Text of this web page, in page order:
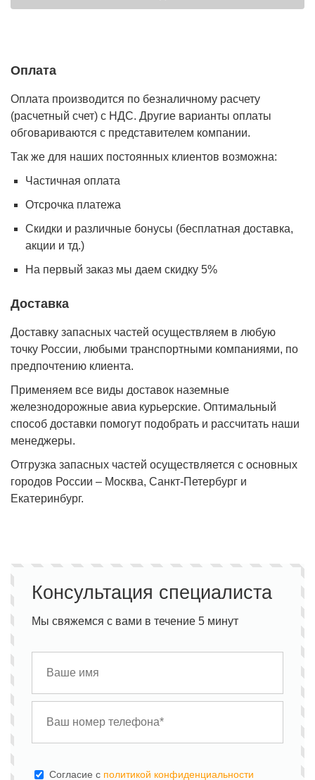
Оплата
Оплата производится по безналичному расчету
(расчетный счет) с НДС. Другие варианты оплаты
обговариваются с представителем компании.
Так же для наших постоянных клиентов возможна:
Частичная оплата
Отсрочка платежа
Cкидки и различные бонусы (бесплатная доставка,
акции и тд.)
На первый заказ мы даем скидку 5%
Доставка
Доставку запасных частей осуществляем в любую
точку России, любыми транспортными компаниями, по
предпочтению клиента.
Применяем все виды доставок наземные
железнодорожные авиа курьерские. Оптимальный
способ доставки помогут подобрать и рассчитать наши
менеджеры.
Отгрузка запасных частей осуществляется с основных
городов России – Москва, Санкт-Петербург и
Екатеринбург.
Консультация специалиста
Мы свяжемся с вами в течение 5 минут
Cогласие с политикой конфиденциальности